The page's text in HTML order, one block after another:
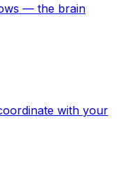
— the brain
with your